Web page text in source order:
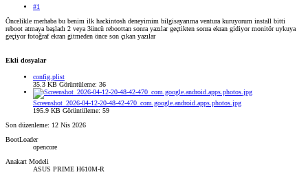
#1
Öncelikle merhaba bu benim ilk hackintosh deneyimim bilgisayarıma ventura kuruyorum install bitti
reboot atmaya başladı 2 veya 3üncü reboottan sonra yazılar geçtikten sonra ekran gidiyor monitör uykuya
geçiyor fotoğraf ekran gitmeden önce son çıkan yazılar
Ekli dosyalar
config.plist
35.3 KB Görüntüleme: 36
Screenshot_2026-04-12-20-48-42-470_com.google.android.apps.photos.jpg
195.9 KB Görüntüleme: 59
Son düzenleme: 12 Nis 2026
BootLoader
opencore
Anakart Modeli
ASUS PRIME H610M-R